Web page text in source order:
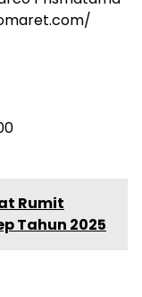
Rumit
Tahun 2025